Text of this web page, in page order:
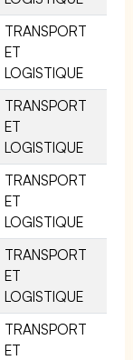
TRANSPORT
ET
LOGISTIQUE
TRANSPORT
ET
LOGISTIQUE
TRANSPORT
ET
LOGISTIQUE
TRANSPORT
ET
LOGISTIQUE
TRANSPORT
ET